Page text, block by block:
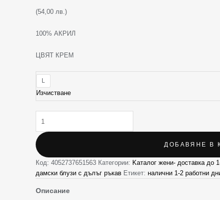
(54,00 лв.)
100% АКРИЛ
ЦВЯТ КРЕМ
L
Изчистване
ДОБАВЯНЕ В
Код: 4052737651563 Категории: Kаталог жени- доставка до
дамски блузи с дълъг ръкав Етикет: налични 1-2 работни
Описание